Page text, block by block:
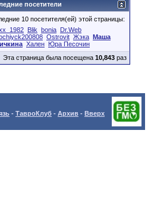
посетители
10 посетителя(ей) этой страницы:
Blik bonia Dr.Web
Ostrovit Жэка Маша
Хален Юра Песочин
Эта страница была посещена 10,843 раз
- ТавроКлуб - Архив - Вверх